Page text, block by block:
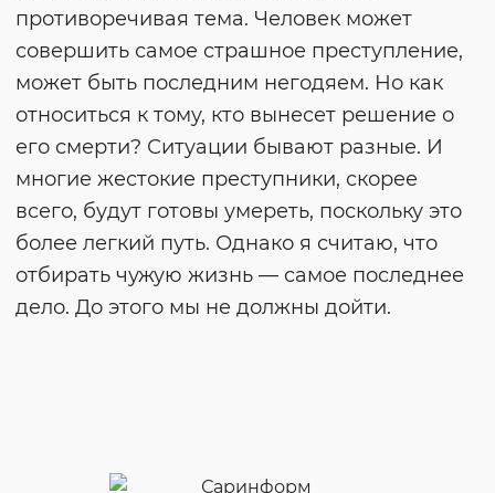
противоречивая тема. Человек может
совершить самое страшное преступление,
может быть последним негодяем. Но как
относиться к тому, кто вынесет решение о
его смерти? Ситуации бывают разные. И
многие жестокие преступники, скорее
всего, будут готовы умереть, поскольку это
более легкий путь. Однако я считаю, что
отбирать чужую жизнь — самое последнее
дело. До этого мы не должны дойти.